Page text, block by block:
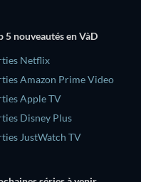
5 nouveautés en VàD
Netflix
Amazon Prime Video
Apple TV
Disney Plus
JustWatch TV